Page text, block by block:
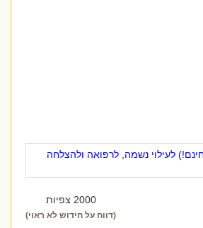
לעילוי נשמה, לרפואה ולהצלחה
2000 צפיות
(דווח על חידוש לא ראוי)